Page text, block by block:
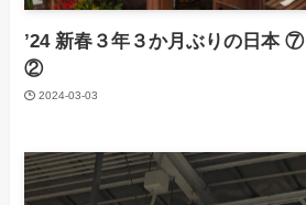
’24 新春３年３か月ぶりの日本
②
2024-03-03